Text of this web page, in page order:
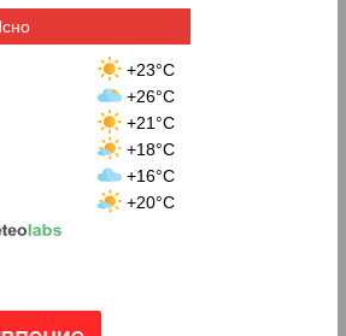
+23°C
+26°C
+21°C
+18°C
+16°C
+20°C